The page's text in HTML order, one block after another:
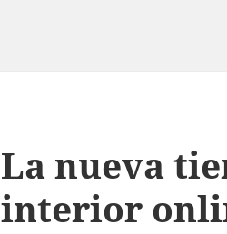
La nueva
interior